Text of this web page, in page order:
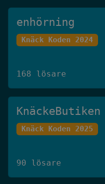
enhörning
Knäck Koden 2024
168 lösare
KnäckeButiken
Knäck Koden 2025
90 lösare